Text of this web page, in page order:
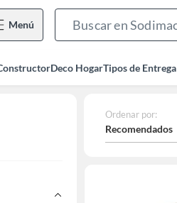
Menú
Deco HogarTipos de Entrega
Ordenar por:
Recomendados